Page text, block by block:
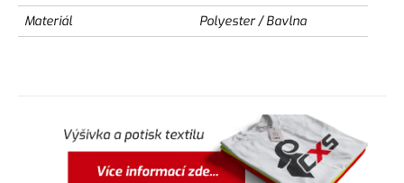
Materiál
Polyester / Bavlna